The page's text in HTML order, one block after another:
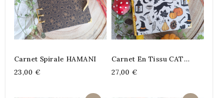
Carnet Spirale HAMANI
23,00 €
Carnet En Tissu CAT
PUMPKIN
27,00 €